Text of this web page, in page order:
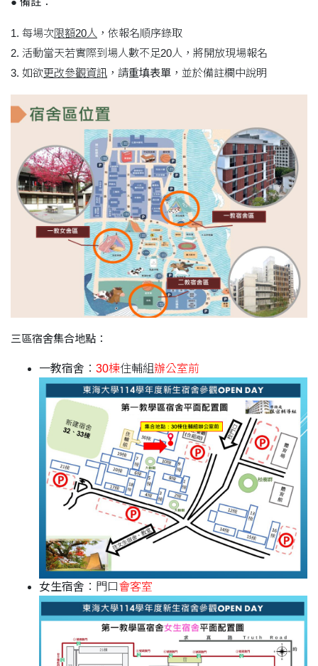
1. 每場次限額20人 ，依報名順序錄取
2. 活動當天若實際到場人數不足20人，將開放現場報名
3. 如欲更改參觀資訊 ，請重填表單 ，並於備註欄中說明
三區宿舍集合地點：
一教宿舍 ： 30棟住輔組辦公室前
女生宿舍 ：門口會客室